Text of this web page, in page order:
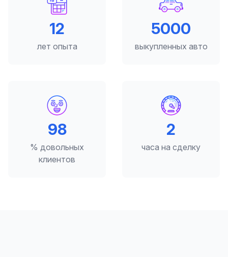
12
лет опыта
5000
выкупленных авто
98
% довольных
клиентов
2
часа на сделку